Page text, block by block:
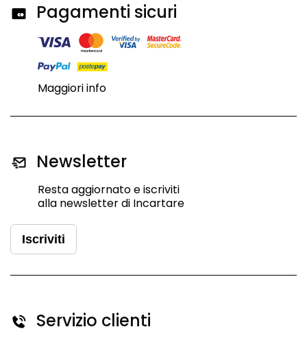
Pagamenti sicuri
Maggiori info
Newsletter
Resta aggiornato e iscriviti
alla newsletter di Incartare
Iscriviti
Servizio clienti